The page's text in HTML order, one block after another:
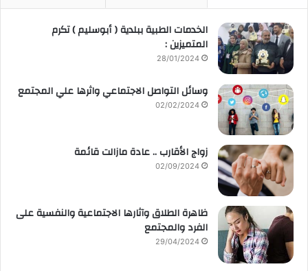
الخدمات الطبية ببلدية ( أبوسليم ) تكرم
المتميزين :
28/01/2024
وسائل التواصل الاجتماعي واثرها علي المجتمع
02/02/2024
زواج الأقارب .. عادة مازالت قائمة
02/09/2024
ظاهرة الطلاق وآثارها الاجتماعية والنفسية على
الفرد والمجتمع
29/04/2024